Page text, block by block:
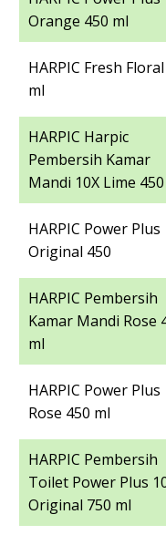
Orange 450 ml
HARPIC Fresh
ml
HARPIC Harpic
Pembersih Kamar
Mandi 10X Lime
HARPIC Power Plus
Original 450
HARPIC Pembersih
Kamar Mandi Rose
ml
HARPIC Power Plus
Rose 450 ml
HARPIC Pembersih
Toilet Power Plus
Original 750 ml